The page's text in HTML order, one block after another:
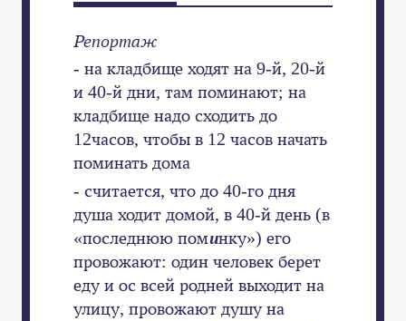
Репортаж
- на кладбище ходят на 9-й, 20-й
и 40-й дни, там поминают; на
кладбище надо сходить до
12часов, чтобы в 12 часов начать
поминать дома
- считается, что до 40-го дня
душа ходит домой, в 40-й день (в
«последнюю поминку») его
провожают: один человек берет
еду и ос всей родней выходит на
улицу, провожают душу на